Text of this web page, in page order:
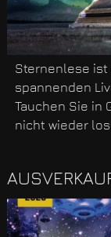
Sternenlese
spannenden
Tauchen Sie in
nicht wieder